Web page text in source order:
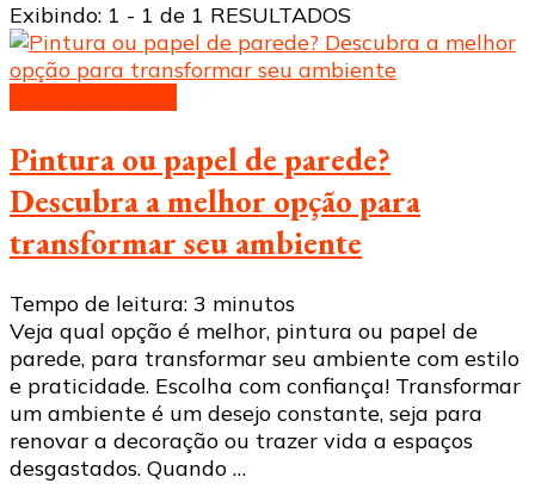
Exibindo: 1 - 1 de 1 RESULTADOS
Pintura ou papel de parede?
Descubra a melhor opção para
transformar seu ambiente
Tempo de leitura: 3 minutos
Veja qual opção é melhor, pintura ou papel de
parede, para transformar seu ambiente com estilo
e praticidade. Escolha com confiança! Transformar
um ambiente é um desejo constante, seja para
renovar a decoração ou trazer vida a espaços
desgastados. Quando …